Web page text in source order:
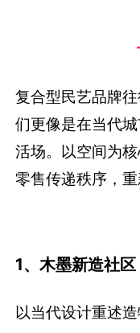
复合型民艺品牌
们更像是在当代
活场。以空间为
零售传递秩序，
1、木墨新造社区
以当代设计重述造